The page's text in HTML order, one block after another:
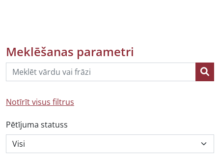
Meklēšanas parametri
Notīrīt visus filtrus
Pētījuma statuss